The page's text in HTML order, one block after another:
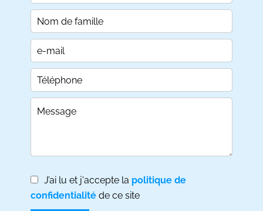
J’ai lu et j'accepte la politique de
confidentialité de ce site